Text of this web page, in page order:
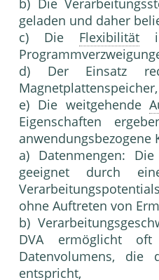
b) Die
geladen und daher
c) Die Flexibilität
d) Der Einsatz
Magnetplattenspeicher,
e) Die weitgehende
Eigenschaften
a) Datenmengen:
geeignet durch
ohne Auftreten von
b)
DVA ermöglicht
Datenvolumens, die
entspricht,